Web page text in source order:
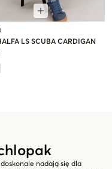
nadają się dla
LS SCUBA CARDIGAN